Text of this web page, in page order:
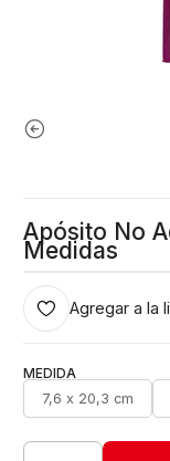
Apósito No
Medidas
Agregar a la
MEDIDA
7,6 x 20,3 cm